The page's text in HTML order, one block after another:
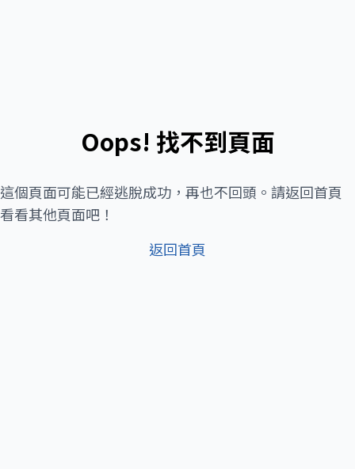
Oops! 找不到頁面
這個頁面可能已經逃脫成功，再也不回頭。請返回首頁
看看其他頁面吧！
返回首頁